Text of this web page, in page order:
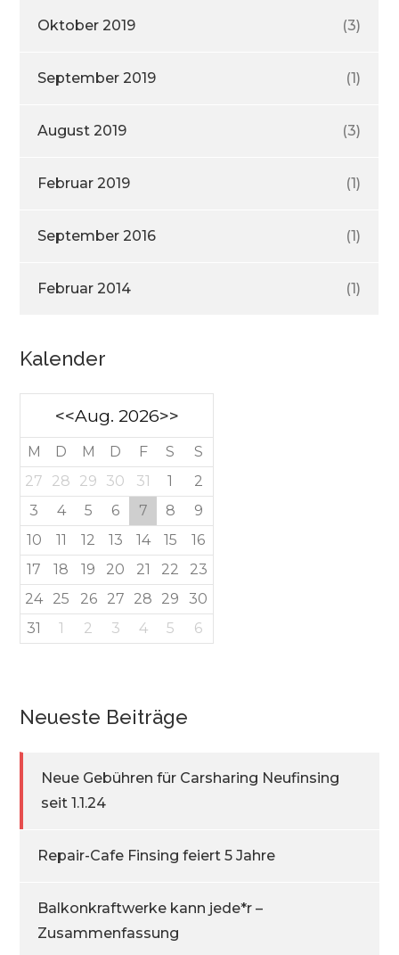
Oktober 2019 (3)
September 2019 (1)
August 2019 (3)
Februar 2019 (1)
September 2016 (1)
Februar 2014 (1)
Kalender
<<Aug. 2026>>
M D M D F S
S
27
28 29 30 31 1
2
3
4 5 6 7 8
9
10
11 12 13 14 15
16
17
18 19 20 21 22
23
24
25 26 27 28 29
30
31
1 2 3 4 5 6
Neueste Beiträge
Neue Gebühren für Carsharing Neufinsing
seit 1.1.24
Repair-Cafe Finsing feiert 5 Jahre
Balkonkraftwerke kann jede*r –
Zusammenfassung